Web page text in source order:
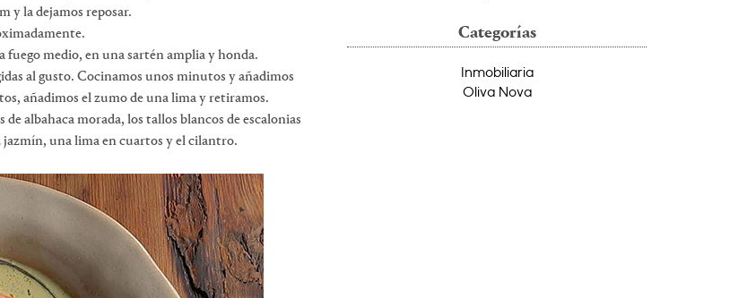
y la dejamos reposar.
fuego medio, en una sartén amplia y honda.
al gusto. Cocinamos unos minutos y añadimos
añadimos el zumo de una lima y retiramos.
albahaca morada, los tallos blancos de escalonias
una lima en cuartos y el cilantro.
Categorías
Inmobiliaria
Oliva Nova